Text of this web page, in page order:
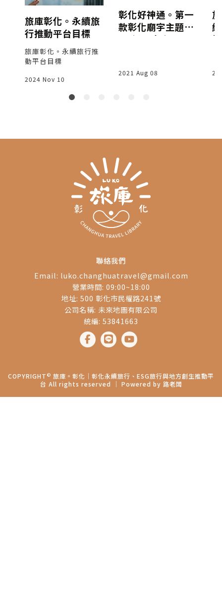
旅庫彰化。永續旅
行推動平台目標
旅庫彰化。永續旅行推
動平台目標
2024 Nov 10
彰化好神通。第一
款彰化廟宇主題LI
NE機器人來囉！
2021 Aug 08
聯絡我們
Email: luko.changhuatravel@gmail.com
營業時間: 09:00~18:00
地址: 500 彰化市民權路241號
公司名稱: 未來地圖有限公司
統編: 53841663
COPYRIGHT © 旅庫。彰化│彰化永續旅行、ESG旅行與地方創生推動平
台 All rights reserved ｜ Powered by 路老闆